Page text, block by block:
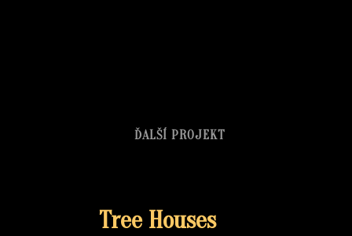
ĎALŠÍ PROJEKT
Tree Houses